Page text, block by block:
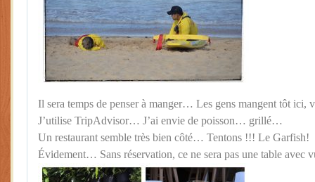
Il sera temps de penser à manger… Les gens mangent tôt ici,
J’utilise TripAdvisor… J’ai envie de poisson… grillé…
Un restaurant semble très bien côté… Tentons !!! Le Garfish!
Évidement… Sans réservation, ce ne sera pas une table